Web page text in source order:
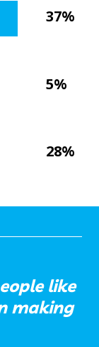
37%
5%
28%
like
making